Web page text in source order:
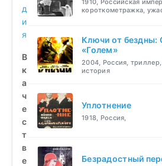
д
и
я
В
к
а
ч
е
с
т
в
е
короткометражка,
Ключи от бездны:
«Голем»
2004, Россия,
история
Уплотнение
1918, Россия,
Безрадостный